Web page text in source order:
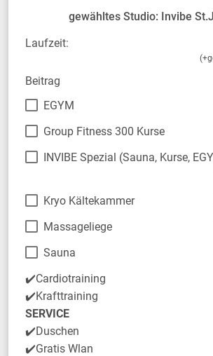
gewähltes Studio: Invibe
Laufzeit:
Beitrag
EGYM
Group Fitness 300 Kurse
INVIBE Spezial (Sauna, Kurse,
Kryo Kältekammer
Massageliege
Sauna
✔️Cardiotraining
✔️Krafttraining
SERVICE
✔️Duschen
✔️Gratis Wlan